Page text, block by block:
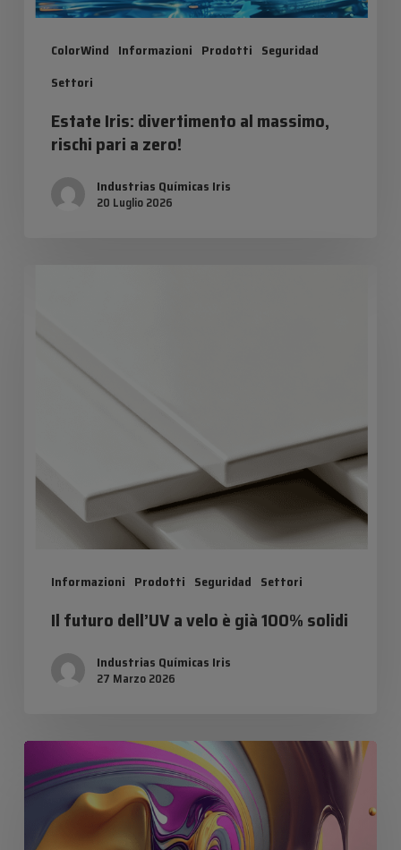
ColorWind Informazioni Prodotti Seguridad
Settori
Estate Iris: divertimento al massimo,
rischi pari a zero!
Industrias Químicas Iris
20 Luglio 2026
Informazioni Prodotti Seguridad Settori
100%
solidi
Il futuro dell’UV a velo è già 100% solidi
Industrias Químicas Iris
27 Marzo 2026
Innovazione
e
sostenibilità:
celebriamo